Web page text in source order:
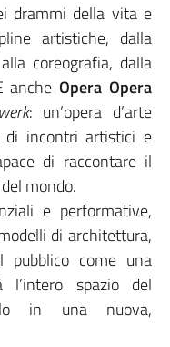
drammi della vita e
artistiche, dalla
coreografia, dalla
ancheOpera Opera
: un’opera d’arte
di incontri artistici e
di raccontare il
mondo.
e performative,
di architettura,
pubblico come una
l’intero spazio del
in una nuova,